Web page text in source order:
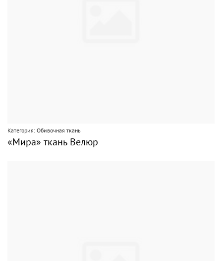
Категория: Обивочная ткань
«Мира» ткань Велюр